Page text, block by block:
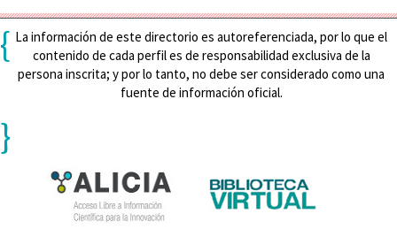
{ La información de este directorio es autoreferenciada, por lo que el
contenido de cada perfil es de responsabilidad exclusiva de la
persona inscrita; y por lo tanto, no debe ser considerado como una
fuente de información oficial.
}